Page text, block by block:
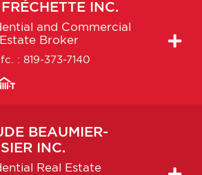
FRÉCHETTE INC.
and Commercial
Estate Broker
: 819-373-7140
BEAUMIER-
INC.
Real Estate